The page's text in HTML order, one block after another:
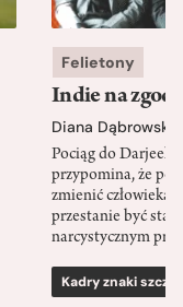
Felietony
Indie na
Diana Dąbrowska
Pociąg do
przypomina, że
zmienić człowieka
przestanie być
narcystycznym
Kadry znaki